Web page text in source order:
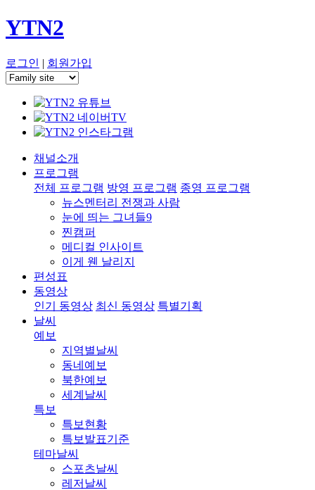
YTN2
로그인 | 회원가입
채널소개
프로그램
전체 프로그램 방영 프로그램 종영 프로그램
뉴스멘터리 전쟁과 사람
눈에 띄는 그녀들9
찐캠퍼
메디컬 인사이트
이게 웬 날리지
편성표
동영상
인기 동영상 최신 동영상 특별기획
날씨
예보
지역별날씨
동네예보
북한예보
세계날씨
특보
특보현황
특보발표기준
테마날씨
스포츠날씨
레저날씨